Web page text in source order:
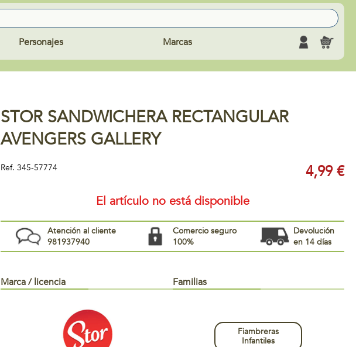
Personajes Marcas
STOR SANDWICHERA RECTANGULAR
AVENGERS GALLERY
Ref. 345-57774 4,99 €
El artículo no está disponible
Atención al cliente
981937940
Comercio seguro
100%
Devolución
en 14 días
Marca / licencia Familias
Fiambreras
Infantiles